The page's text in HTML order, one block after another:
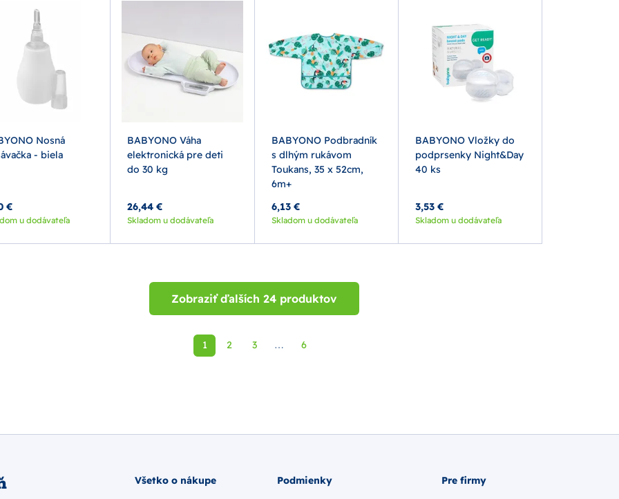
Nosná
- biela
€
u dodávateľa
BABYONO Váha
elektronická pre deti
do 30 kg
26,44 €
Skladom u dodávateľa
BABYONO Podbradník
s dlhým rukávom
Toukans, 35 x 52cm,
6m+
6,13 €
Skladom u dodávateľa
BABYONO Vložky do
podprsenky Night&Day
40 ks
3,53 €
Skladom u dodávateľa
Zobraziť ďalších 24 produktov
1 2 3 ⋯ 6
Všetko o nákupe Podmienky Pre firmy